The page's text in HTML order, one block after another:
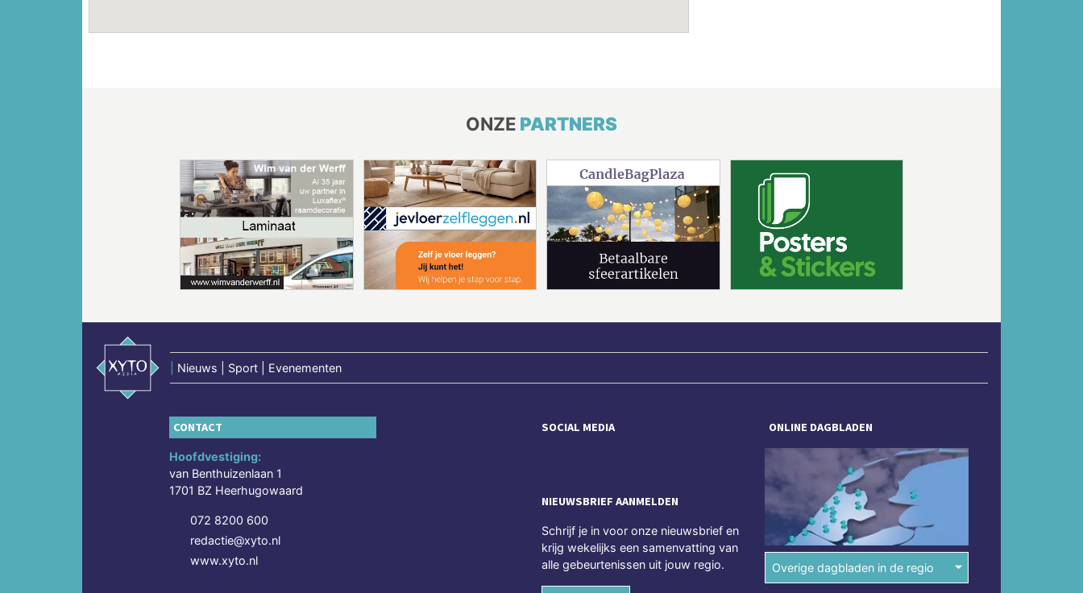
ONZE PARTNERS
Nieuws | Sport | Evenementen
CONTACT
Hoofdvestiging:
van Benthuizenlaan 1
1701 BZ Heerhugowaard
072 8200 600
redactie@xyto.nl
www.xyto.nl
SOCIAL MEDIA
NIEUWSBRIEF AANMELDEN
Schrijf je in voor onze nieuwsbrief en
krijg wekelijks een samenvatting van
alle gebeurtenissen uit jouw regio.
ONLINE DAGBLADEN
Overige dagbladen in de regio